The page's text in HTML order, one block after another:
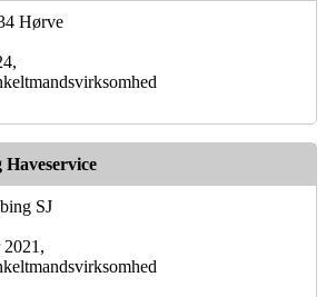
Hørve
SJ
2021,